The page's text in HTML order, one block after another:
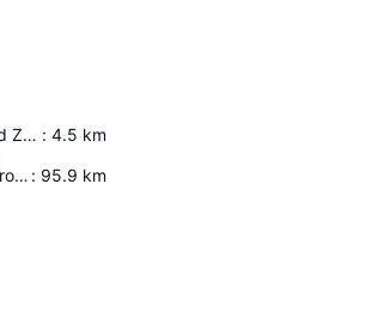
Waveland Civic Center and Ground Zero Museum : 4.5 km
Aéroport International Louis Armstrong De La Nouvelle-Orléans : 95.9 km